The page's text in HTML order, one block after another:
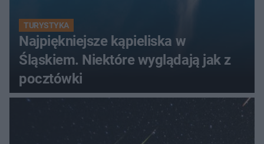
TURYSTYKA
Najpiękniejsze kąpieliska w
Śląskiem. Niektóre wyglądają jak z
pocztówki